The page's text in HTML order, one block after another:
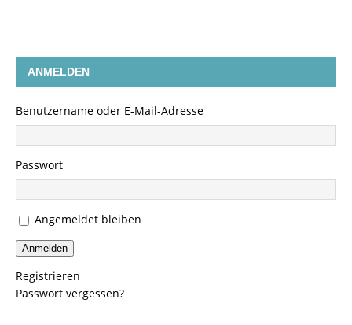
ANMELDEN
Benutzername oder E-Mail-Adresse
Passwort
Angemeldet bleiben
Anmelden
Registrieren
Passwort vergessen?